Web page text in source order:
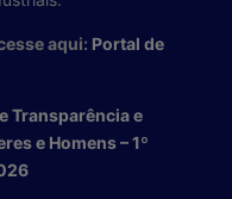
aqui: Portal de
Transparência e
e Homens – 1º